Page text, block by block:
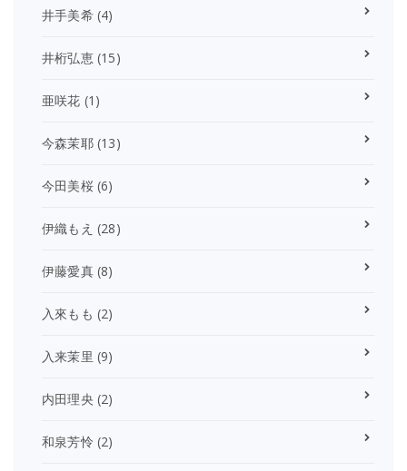
井手美希(4)
井桁弘恵(15)
亜咲花 (1)
今森茉耶(13)
今田美桜(6)
伊織もえ (28)
伊藤愛真(8)
入來もも (2)
入来茉里 (9)
内田理央 (2)
和泉芳怜 (2)